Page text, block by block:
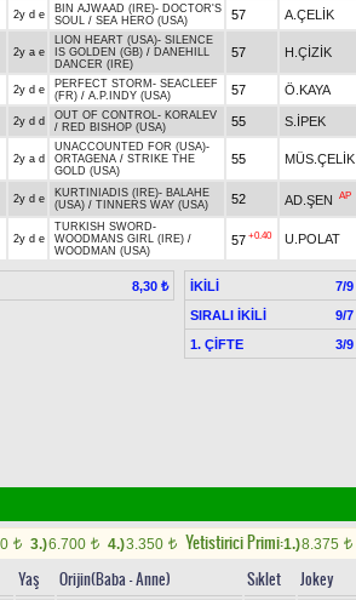
2y d e BIN AJWAAD (IRE)- DOCTOR'S
SOUL / SEA HERO (USA) 57 A.ÇELİK
2y a e
LION HEART (USA)- SILENCE
IS GOLDEN (GB) / DANEHILL
DANCER (IRE)
57 H.ÇİZİK
2y d e PERFECT STORM - SEACLEEF
(FR) / A.P.INDY (USA) 57 Ö.KAYA
2y d d OUT OF CONTROL- KORALEV
/ RED BISHOP (USA) 55 S.İPEK
2y a d
UNACCOUNTED FOR (USA)-
ORTAGENA / STRIKE THE
GOLD (USA)
55 MÜS.ÇELİK
2y d e KURTINIADIS (IRE)- BALAHE
(USA) / TINNERS WAY (USA) 52 AD.ŞEN AP
2y d e
TURKISH SWORD-
WOODMANS GIRL (IRE) /
WOODMAN (USA)
57 +0.40 U.POLAT
8,30 ₺ İKİLİ 7/9
SIRALI İKİLİ
9/7
1. ÇİFTE
3/9
t 3.)6.700 t 4.)3.350 t Yetistirici Primi:1.)8.375 t
Yaş Orijin(Baba - Anne) Sıklet Jokey